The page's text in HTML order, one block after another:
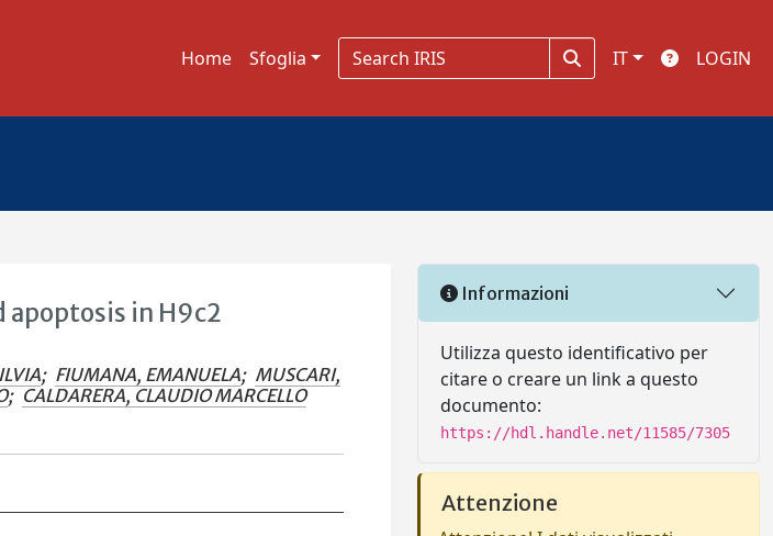
Home Sfoglia IT LOGIN
apoptosis in H9c2
; FIUMANA, EMANUELA; MUSCARI,
; CALDARERA, CLAUDIO MARCELLO
Informazioni
Utilizza questo identificativo per
citare o creare un link a questo
documento:
https://hdl.handle.net/11585/7305
Attenzione